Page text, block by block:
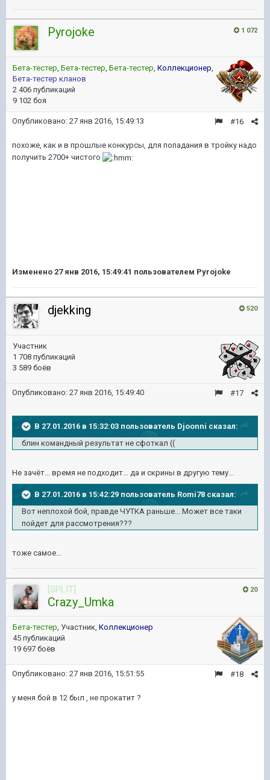
1 072
Pyrojoke
Бета-тестер, Бета-тестер, Бета-тестер, Коллекционер,
Бета-тестер кланов
2 406 публикаций
9 102 боя
#16
Опубликовано: 27 янв 2016, 15:49:13
похоже, как и в прошлые конкурсы, для попадания в тройку надо
получить 2700+ чистого
Изменено 27 янв 2016, 15:49:41 пользователем Pyrojoke
520
djekking
Участник
1 708 публикаций
3 589 боёв
#17
Опубликовано: 27 янв 2016, 15:49:40
В 27.01.2016 в 15:32:03 пользователь Djoonni сказал:
блин командный результат не сфоткал ((
Не зачёт... время не подходит... да и скрины в другую тему...
В 27.01.2016 в 15:42:29 пользователь Romi78 сказал:
Вот неплохой бой, правде ЧУТКА раньше... Может все таки
пойдет для рассмотрения???
тоже самое...
20
[SPLIT]
Crazy_Umka
Бета-тестер, Участник, Коллекционер
45 публикаций
19 697 боёв
#18
Опубликовано: 27 янв 2016, 15:51:55
у меня бой в 12 был , не прокатит ?